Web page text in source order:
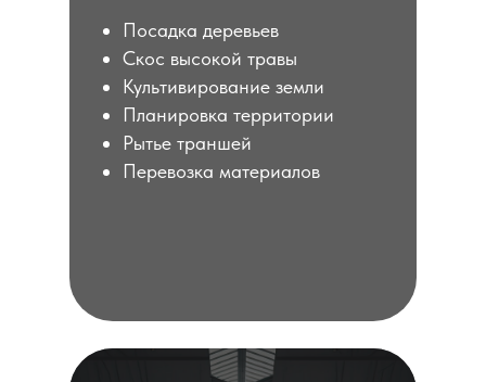
Посадка деревьев
Скос высокой травы
Культивирование земли
Планировка территории
Рытье траншей
Перевозка материалов